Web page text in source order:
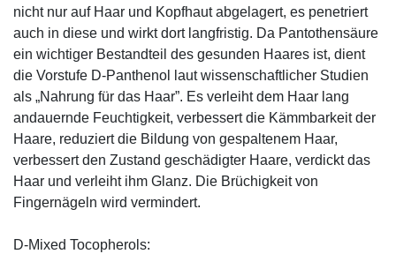
nicht nur auf Haar und Kopfhaut abgelagert, es penetriert
auch in diese und wirkt dort langfristig. Da Pantothensäure
ein wichtiger Bestandteil des gesunden Haares ist, dient
die Vorstufe D-Panthenol laut wissenschaftlicher Studien
als „Nahrung für das Haar”. Es verleiht dem Haar lang
andauernde Feuchtigkeit, verbessert die Kämmbarkeit der
Haare, reduziert die Bildung von gespaltenem Haar,
verbessert den Zustand geschädigter Haare, verdickt das
Haar und verleiht ihm Glanz. Die Brüchigkeit von
Fingernägeln wird vermindert.
D-Mixed Tocopherols: